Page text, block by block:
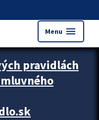
Menu menu
pravidlách